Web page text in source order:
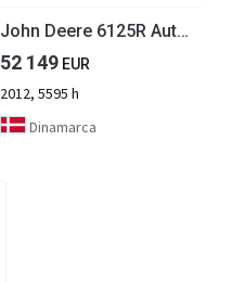
John Deere 6125R AutoQuad
52 149 EUR
2012, 5595 h
Dinamarca